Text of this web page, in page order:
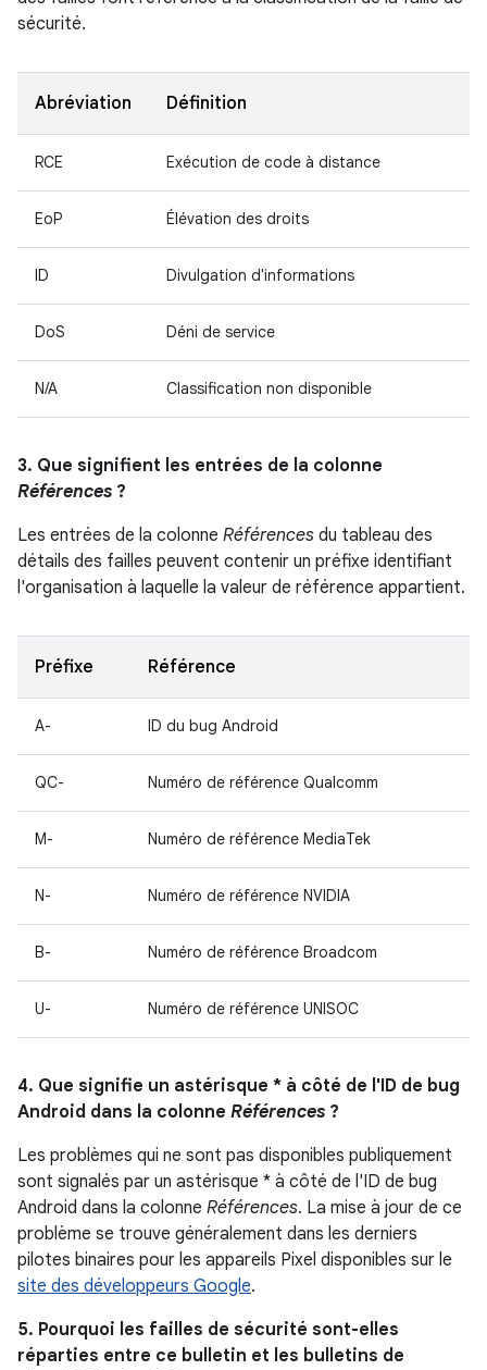
sécurité.
Abréviation Définition
RCE Exécution de code à distance
EoP Élévation des droits
ID Divulgation d'informations
DoS Déni de service
N/A Classification non disponible
3. Que signifient les entrées de la colonne
Références ?
Les entrées de la colonne Références du tableau des
détails des failles peuvent contenir un préfixe identifiant
l'organisation à laquelle la valeur de référence appartient.
Préfixe Référence
A- ID du bug Android
QC- Numéro de référence Qualcomm
M- Numéro de référence MediaTek
N- Numéro de référence NVIDIA
B- Numéro de référence Broadcom
U- Numéro de référence UNISOC
4. Que signifie un astérisque * à côté de l'ID de bug
Android dans la colonne Références ?
Les problèmes qui ne sont pas disponibles publiquement
sont signalés par un astérisque * à côté de l'ID de bug
Android dans la colonne Références. La mise à jour de ce
problème se trouve généralement dans les derniers
pilotes binaires pour les appareils Pixel disponibles sur le
site des développeurs Google.
5. Pourquoi les failles de sécurité sont-elles
réparties entre ce bulletin et les bulletins de